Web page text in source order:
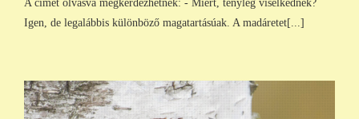
A címet olvasva megkérdezhetnék: - Miért, tényleg viselkednek?
Igen, de legalábbis különböző magatartásúak. A madáretet[...]